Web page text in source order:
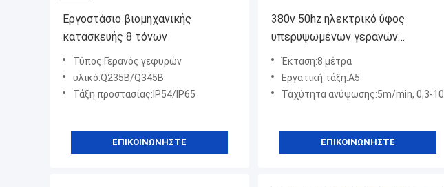
Εργοστάσιο βιομηχανικής
κατασκευής 8 τόνων
Τύπος:Γερανός γεφυρών
υλικό:Q235B/Q345B
Τάξη προστασίας:IP54/IP65
ΕΠΙΚΟΙΝΩΝΉΣΤΕ
380v 50hz ηλεκτρικό ύφος
υπερυψωμένων γερανών
ανελκυστήρων 5 τόνου διπλό
ευρωπαϊκό
Έκταση:8 μέτρα
Εργατική τάξη:A5
Ταχύτητα ανύψωσης:5m/min, 0,3-10m/min, προαιρετικά
ΕΠΙΚΟΙΝΩΝΉΣΤΕ